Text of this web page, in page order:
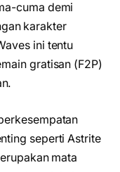
cuma demi
karakter
ini tentu
gratisan (F2P)
seperti Astrite
mata